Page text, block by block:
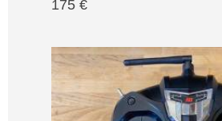
175 €